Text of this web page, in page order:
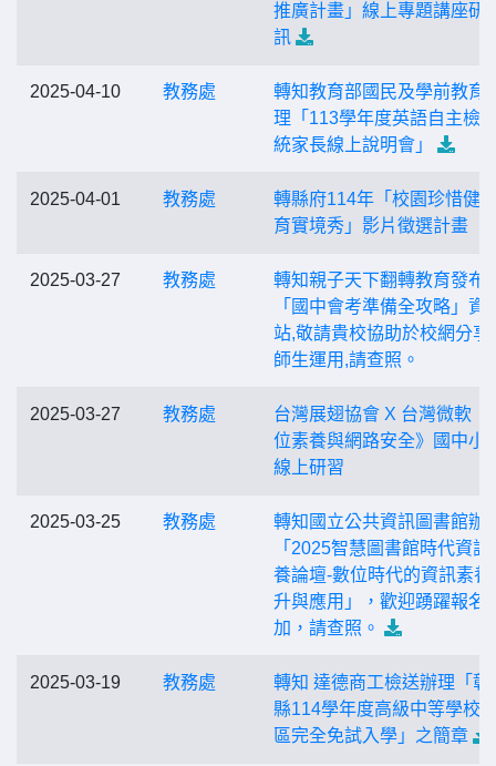
推廣計畫」線上專題講座研
訊
2025-04-10 教務處
轉知教育部國民及學前教育
理「113學年度英語自主檢
統家長線上說明會」
2025-04-01 教務處
轉縣府114年「校園珍惜健
育實境秀」影片徵選計畫
2025-03-27 教務處
轉知親子天下翻轉教育發布
「國中會考準備全攻略」資
站,敬請貴校協助於校網分享
師生運用,請查照。
2025-03-27 教務處
台灣展翅協會 X 台灣微軟
位素養與網路安全》國中小
線上研習
2025-03-25 教務處
轉知國立公共資訊圖書館辦
「2025智慧圖書館時代資訊
養論壇-數位時代的資訊素養
升與應用」，歡迎踴躍報名
加，請查照。
2025-03-19 教務處
轉知 達德商工檢送辦理「彰
縣114學年度高級中等學校
區完全免試入學」之簡章